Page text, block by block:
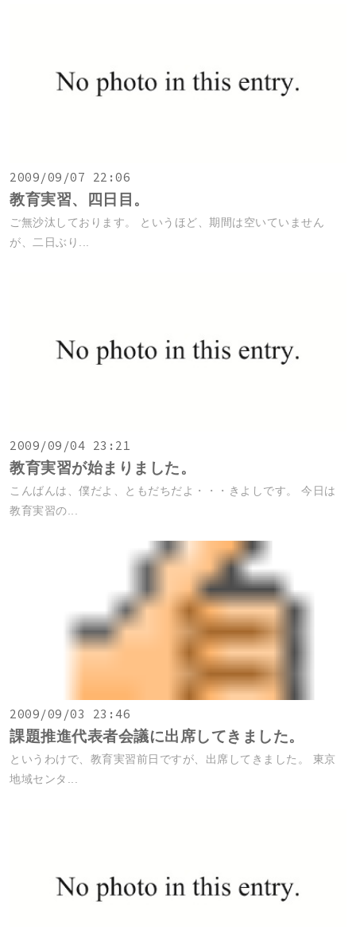
2009/09/07 22:06
教育実習、四日目。
ご無沙汰しております。 というほど、期間は空いていません
が、二日ぶり...
2009/09/04 23:21
教育実習が始まりました。
こんばんは、僕だよ、ともだちだよ・・・きよしです。 今日は
教育実習の...
2009/09/03 23:46
課題推進代表者会議に出席してきました。
というわけで、教育実習前日ですが、出席してきました。 東京
地域センタ...